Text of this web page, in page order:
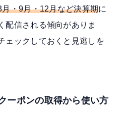
月・9月・12月など決算期に
配信される傾向がありま
ェックしておくと見逃しを
ーポンの取得から使い方